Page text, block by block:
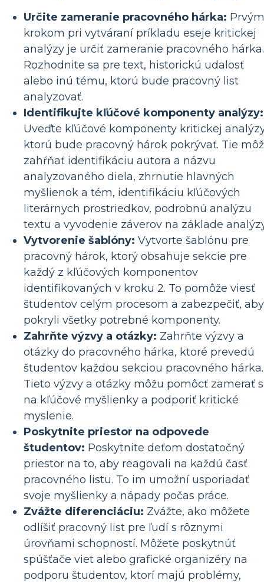
Určite zameranie pracovného hárka: Prvým
krokom pri vytváraní príkladu eseje kritickej
analýzy je určiť zameranie pracovného hárka.
Rozhodnite sa pre text, historickú udalosť
alebo inú tému, ktorú bude pracovný list
analyzovať.
Identifikujte kľúčové komponenty analýzy:
Uveďte kľúčové komponenty kritickej
ktorú bude pracovný hárok pokrývať. Tie
zahŕňať identifikáciu autora a názvu
analyzovaného diela, zhrnutie hlavných
myšlienok a tém, identifikáciu kľúčových
literárnych prostriedkov, podrobnú analýzu
textu a vyvodenie záverov na základe
Vytvorenie šablóny: Vytvorte šablónu pre
pracovný hárok, ktorý obsahuje sekcie pre
každý z kľúčových komponentov
identifikovaných v kroku 2. To pomôže viesť
študentov celým procesom a zabezpečiť, aby
pokryli všetky potrebné komponenty.
Zahrňte výzvy a otázky: Zahrňte výzvy a
otázky do pracovného hárka, ktoré prevedú
študentov každou sekciou pracovného hárka.
Tieto výzvy a otázky môžu pomôcť zamerať
na kľúčové myšlienky a podporiť kritické
myslenie.
Poskytnite priestor na odpovede
študentov: Poskytnite deťom dostatočný
priestor na to, aby reagovali na každú časť
pracovného listu. To im umožní usporiadať
svoje myšlienky a nápady počas práce.
Zvážte diferenciáciu: Zvážte, ako môžete
odlíšiť pracovný list pre ľudí s rôznymi
úrovňami schopností. Môžete poskytnúť
spúšťače viet alebo grafické organizéry na
podporu študentov, ktorí majú problémy,